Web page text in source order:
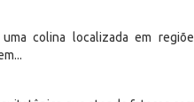
colina localizada em